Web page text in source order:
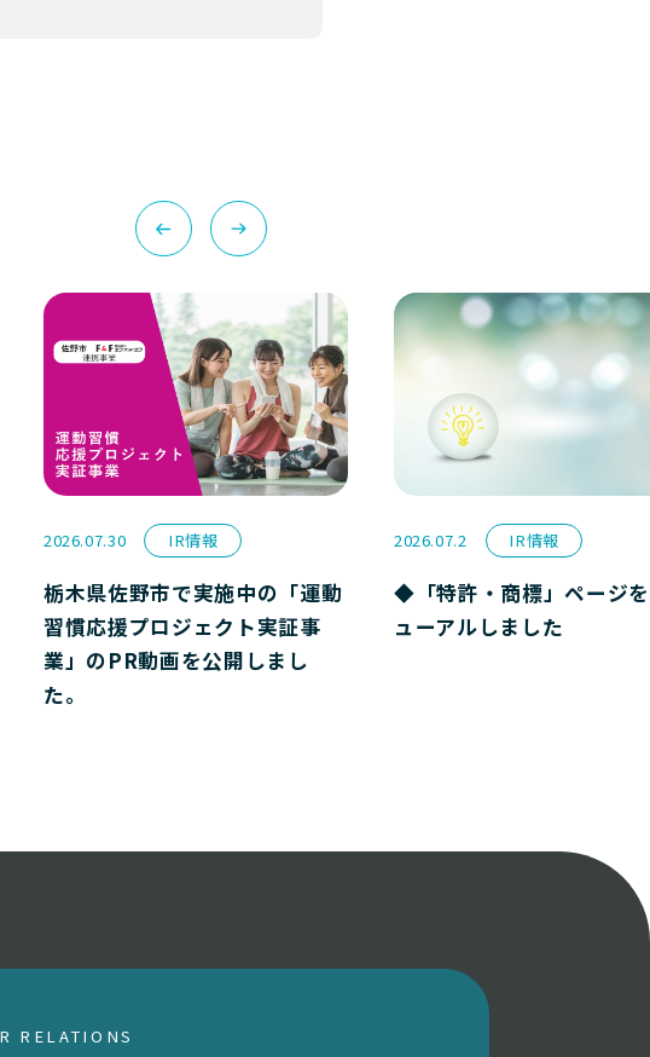
2026.07.30 IR情報
栃木県佐野市で実施中の「運動
習慣応援プロジェクト実証事
業」のPR動画を公開しまし
た。
2026.07.2 IR情報
◆「特許・商標」ページ
ューアルしました
RELATIONS